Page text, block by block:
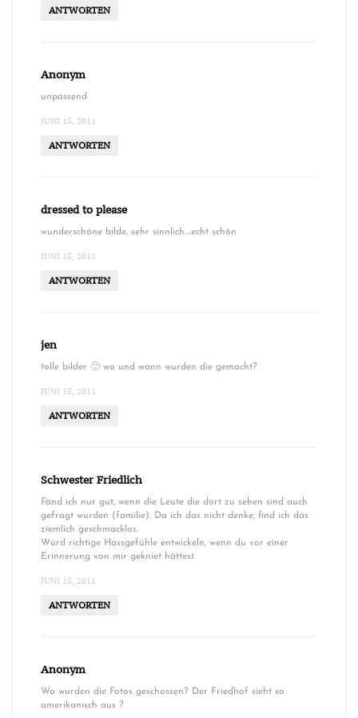
ANTWORTEN
Anonym
unpassend
JUNI 15, 2011
ANTWORTEN
dressed to please
wunderschöne bilde, sehr sinnlich….echt schön
JUNI 15, 2011
ANTWORTEN
jen
tolle bilder 🙂 wo und wann wurden die gemacht?
JUNI 15, 2011
ANTWORTEN
Schwester Friedlich
Fänd ich nur gut, wenn die Leute die dort zu sehen sind auch
gefragt wurden (familie). Da ich das nicht denke, find ich das
ziemlich geschmacklos.
Würd richtige Hassgefühle entwickeln, wenn du vor einer
Erinnerung von mir gekniet hättest.
JUNI 15, 2011
ANTWORTEN
Anonym
Wo wurden die Fotos geschossen? Der Friedhof sieht so
amerikanisch aus ?